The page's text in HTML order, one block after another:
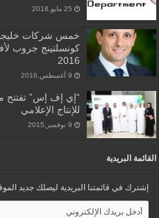
25 مايو,2018
خمس شركات
2016
9 أغسطس,2016
“إي إف إس” تفتتح
للإنتاج الإعلامي
9 نوفمبر,2015
القائمة البريدية
إشترك في قائمتنا البريدية ليصلك جديد